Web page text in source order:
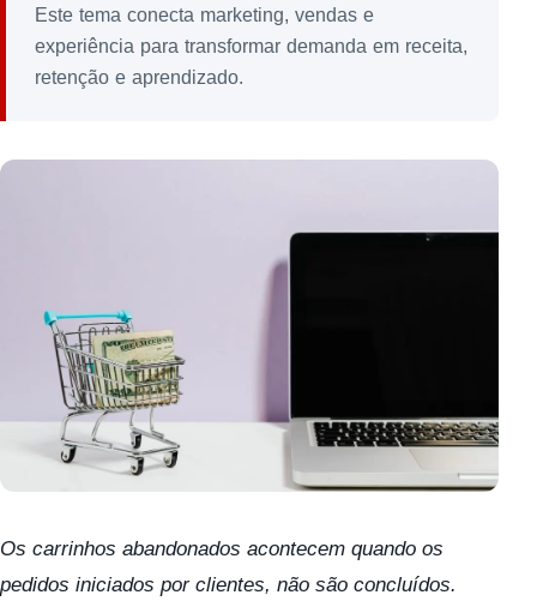
Este tema conecta marketing, vendas e
experiência para transformar demanda em receita,
retenção e aprendizado.
Os carrinhos abandonados acontecem quando os
pedidos iniciados por clientes, não são concluídos.